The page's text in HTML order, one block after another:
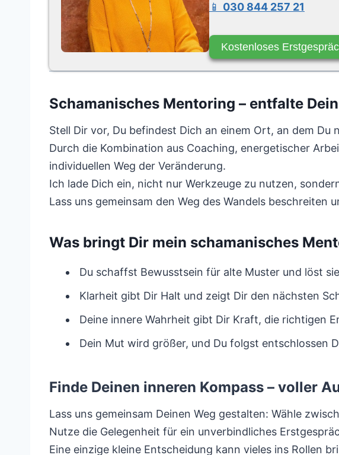
📱 030 844 257 21
Kostenloses
Schamanisches Mentoring – entfalte
Stell Dir vor, Du befindest Dich an einem Ort, an dem
Durch die Kombination aus Coaching, energetischer
individuellen Weg der Veränderung.
Ich lade Dich ein, nicht nur Werkzeuge zu nutzen,
Lass uns gemeinsam den Weg des Wandels
Was bringt Dir mein schamanisches
Du schaffst Bewusstsein für alte Muster und löst
Klarheit gibt Dir Halt und zeigt Dir den nächsten
Deine innere Wahrheit gibt Dir Kraft, die richtigen
Dein Mut wird größer, und Du folgst entschlossen
Finde Deinen inneren Kompass – voller
Lass uns gemeinsam Deinen Weg gestalten: Wähle
Nutze die Gelegenheit für ein unverbindliches
Eine einzige kleine Entscheidung kann vieles ins Rollen